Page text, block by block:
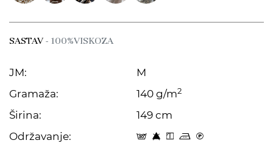
SASTAV- 100%VISKOZA
JM:
M
Gramaža:
140 g/m2
Širina:
149 cm
Održavanje:
s 8 y p C